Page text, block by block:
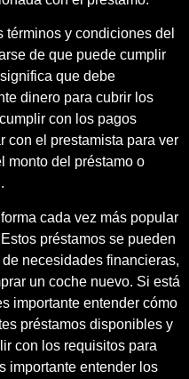
y condiciones del
de que puede cumplir
que debe
dinero para cubrir los
con los pagos
con el prestamista para ver
monto del préstamo o
cada vez más popular
préstamos se pueden
necesidades financieras,
un coche nuevo. Si está
importante entender cómo
préstamos disponibles y
con los requisitos para
importante entender los